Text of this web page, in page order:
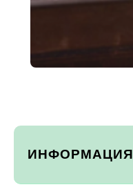
ИНФОРМАЦИЯ